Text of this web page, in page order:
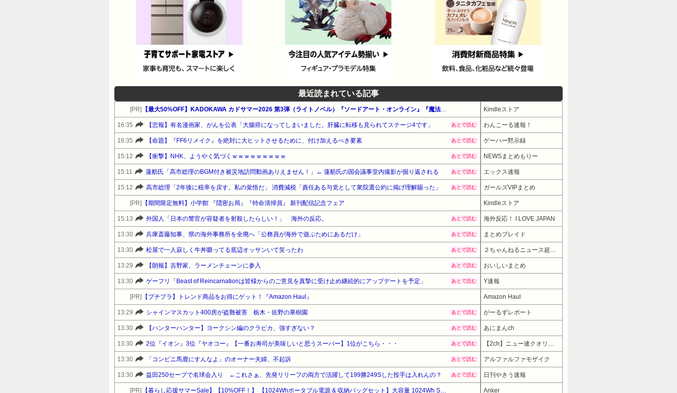
最近読まれている記事
[PR] 【最大50%OFF】KADOKAWA カドサマー2026 第3弾（ライトノベル）『ソードアート・オンライン』『魔法科高校の劣等生』『キノの旅』他 Kindleストア
16:35 【悲報】有名漫画家、がんを公表「大腸癌になってしまいました。肝臓に転移も見られてステージ4です」 あとで読む わんこーる速報！
16:35 【命題】『FF6リメイク』を絶対に大ヒットさせるために、付け加えるべき要素 あとで読む ゲーハー黙示録
15:12 【衝撃】NHK、ようやく気づくｗｗｗｗｗｗｗｗｗ あとで読む NEWSまとめもりー
15:11 蓮舫氏「高市総理のBGM付き被災地訪問動画ありえません！」← 蓮舫氏の国会議事堂内撮影が掘り返される あとで読む エックス速報
15:12 高市総理「2年後に税率を戻す。私の覚悟だ」 消費減税「責任ある与党として衆院選公約に掲げ理解賜った」 あとで読む ガールズVIPまとめ
[PR] 【期間限定無料】小学館 『隠密お局』『特命清掃員』 新刊配信記念フェア Kindleストア
15:13 外国人「日本の警官が容疑者を射殺したらしい！」 海外の反応。 あとで読む 海外反応！ I LOVE JAPAN
13:30 兵庫斎藤知事、県の海外事務所を全廃へ「公務員が海外で遊ぶためにあるだけ」 あとで読む まとめブレイド
13:30 松屋で一人寂しく牛丼啜ってる底辺オッサンいて笑ったわ あとで読む ２ちゃんねるニュース超速まとめ＋
13:29 【朗報】吉野家、ラーメンチェーンに参入 あとで読む おいしいまとめ
13:30 ゲーフリ「Beast of Reincarnationは皆様からのご意見を真摯に受け止め継続的にアップデートを予定」 あとで読む Y速報
[PR] 【プチプラ】トレンド商品をお得にゲット！『Amazon Haul』 Amazon Haul
13:29 シャインマスカット400房が盗難被害 栃木・佐野の果樹園 あとで読む がーるずレポート
13:30 【ハンターハンター】ヨークシン編のクラピカ、強すぎない？ あとで読む あにまんch
13:30 2位『イオン』3位『ヤオコー』【一番お寿司が美味しいと思うスーパー】1位がこちら・・・ あとで読む 【2ch】ニュー速クオリティ
13:30 「コンビニ馬鹿にすんなよ」のオーナー夫婦、不起訴 あとで読む アルファルファモザイク
13:30 益田250セーブで名球会入り ←これさぁ、先発リリーフの両方で活躍して199勝249Sした投手は入れんの？ あとで読む 日刊やきう速報
[PR] 【暮らし応援サマーSale】【10%OFF！】 【1024Whポータブル電源 & 収納バッグセット】大容量 1024Wh Solix C1000 Gen 2 高出力AC 1550W リン酸鉄 Anker